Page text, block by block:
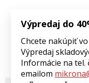
Výpredaj do
Chcete nakúpiť
Výpredaj
Informácie na tel.
emailom